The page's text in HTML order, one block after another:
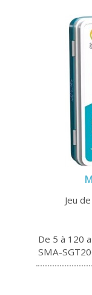
Jeu
De 5 à 120
SMA-